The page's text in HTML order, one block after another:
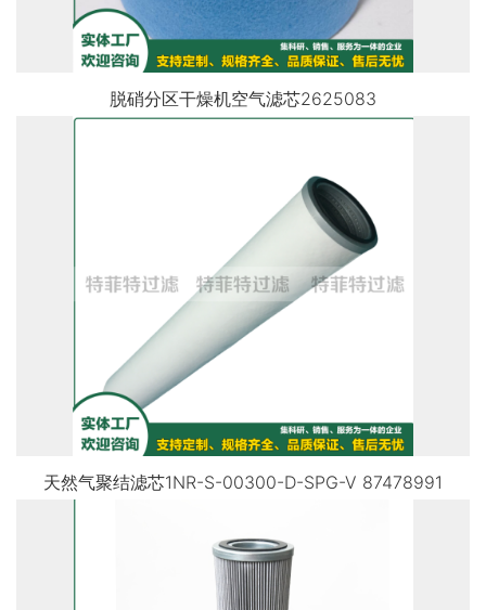
脱硝分区干燥机空气滤芯2625083
天然气聚结滤芯1NR-S-00300-D-SPG-V 87478991